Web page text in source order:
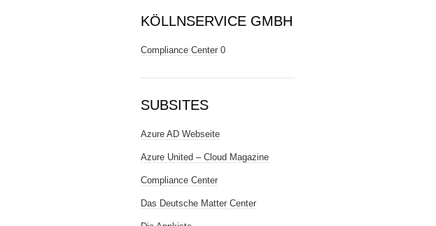
KÖLLNSERVICE GMBH
Compliance Center 0
SUBSITES
Azure AD Webseite
Azure United – Cloud Magazine
Compliance Center
Das Deutsche Matter Center